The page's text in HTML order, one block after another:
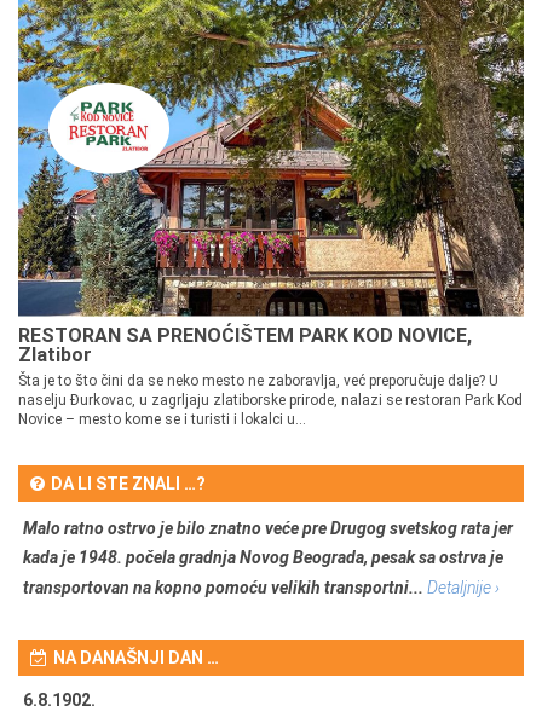
RESTORAN SA PRENOĆIŠTEM PARK KOD NOVICE,
Zlatibor
Šta je to što čini da se neko mesto ne zaboravlja, već preporučuje dalje? U
naselju Đurkovac, u zagrljaju zlatiborske prirode, nalazi se restoran Park Kod
Novice – mesto kome se i turisti i lokalci u...
DA LI STE ZNALI …?
Malo ratno ostrvo je bilo znatno veće pre Drugog svetskog rata jer
kada je 1948. počela gradnja Novog Beograda, pesak sa ostrva je
transportovan na kopno pomoću velikih transportni... Detaljnije ›
NA DANAŠNJI DAN …
6.8.1902.